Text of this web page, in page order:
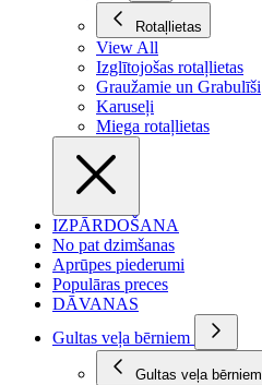
Rotaļlietas
View All
Izglītojošas rotaļlietas
Graužamie un Grabulīši
Karuseļi
Miega rotaļlietas
IZPĀRDOŠANA
No pat dzimšanas
Aprūpes piederumi
Populāras preces
DĀVANAS
Gultas veļa bērniem
Gultas veļa bērniem